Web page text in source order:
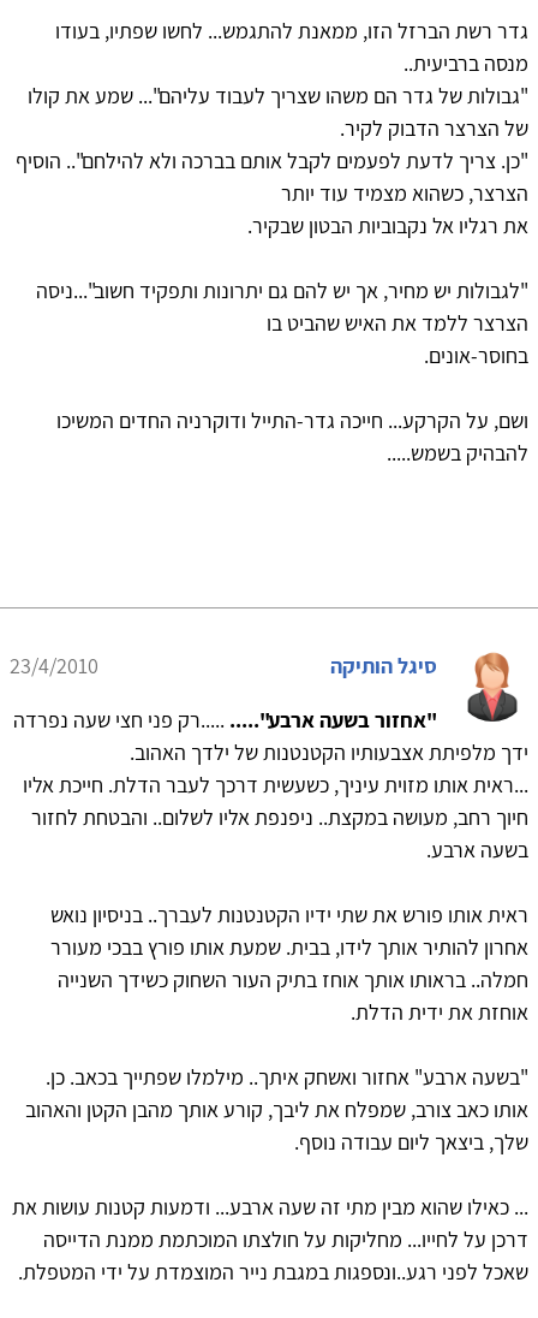
גדר רשת הברזל הזו, ממאנת להתגמש... לחשו שפתיו, בעודו
מנסה ברביעית..
"גבולות של גדר הם משהו שצריך לעבוד עליהם"... שמע את קולו
של הצרצר הדבוק לקיר.
"כן. צריך לדעת לפעמים לקבל אותם בברכה ולא להילחם".. הוסיף
הצרצר, כשהוא מצמיד עוד יותר
את רגליו אל נקבוביות הבטון שבקיר.
"לגבולות יש מחיר, אך יש להם גם יתרונות ותפקיד חשוב"...ניסה
הצרצר ללמד את האיש שהביט בו
בחוסר-אונים.
ושם, על הקרקע... חייכה גדר-התייל ודוקרניה החדים המשיכו
להבהיק בשמש.....
סיגל הותיקה
23/4/2010
"אחזור בשעה ארבע"..... .....רק פני חצי שעה נפרדה
ידך מלפיתת אצבעותיו הקטנטנות של ילדך האהוב.
...ראית אותו מזוית עיניך, כשעשית דרכך לעבר הדלת. חייכת אליו
חיוך רחב, מעושה במקצת.. ניפנפת אליו לשלום.. והבטחת לחזור
בשעה ארבע.
ראית אותו פורש את שתי ידיו הקטנטנות לעברך.. בניסיון נואש
אחרון להותיר אותך לידו, בבית. שמעת אותו פורץ בבכי מעורר
חמלה.. בראותו אותך אוחז בתיק העור השחוק כשידך השנייה
אוחזת את ידית הדלת.
"בשעה ארבע" אחזור ואשחק איתך.. מילמלו שפתייך בכאב. כן.
אותו כאב צורב, שמפלח את ליבך, קורע אותך מהבן הקטן והאהוב
שלך, ביצאך ליום עבודה נוסף.
... כאילו שהוא מבין מתי זה שעה ארבע... ודמעות קטנות עושות את
דרכן על לחייו... מחליקות על חולצתו המוכתמת ממנת הדייסה
שאכל לפני רגע..ונספגות במגבת נייר המוצמדת על ידי המטפלת.